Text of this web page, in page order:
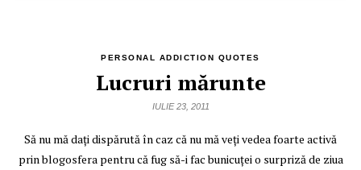
PERSONAL ADDICTION QUOTES
Lucruri mărunte
IULIE 23, 2011
Să nu mă daţi dispărută în caz că nu mă veţi vedea foarte activă
prin blogosfera pentru că fug să-i fac bunicuţei o surpriză de ziua